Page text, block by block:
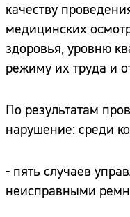
качеству
медицинских
здоровья, уровню
режиму их труда и
По результатам
нарушение: среди
- пять случаев
неисправными